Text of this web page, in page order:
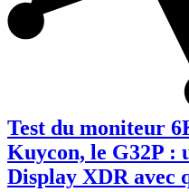
Test du moniteur
Kuycon, le G32P :
Display XDR avec